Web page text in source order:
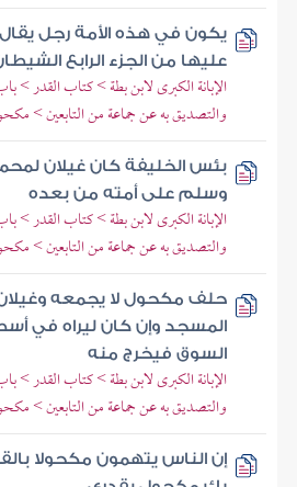
يكون في هذه الأمة رجل
عليها من الجزء الرابع
الإبانة الكبرى لابن بطة > كتاب القدر >
والتصديق به عن جماعة من التابعين >
بئس الخليفة كان غيلان
وسلم على أمته من بعده
الإبانة الكبرى لابن بطة > كتاب القدر >
والتصديق به عن جماعة من التابعين >
حلف مكحول لا يجمعه
المسجد وإن كان ليراه في
السوق فيخرج منه
الإبانة الكبرى لابن بطة > كتاب القدر >
والتصديق به عن جماعة من التابعين >
إن الناس يتهمون مكحولا